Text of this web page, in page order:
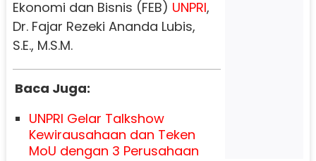
Ekonomi dan Bisnis (FEB) UNPRI,
Dr. Fajar Rezeki Ananda Lubis,
S.E., M.S.M.
Baca Juga:
UNPRI Gelar Talkshow
Kewirausahaan dan Teken
MoU dengan 3 Perusahaan